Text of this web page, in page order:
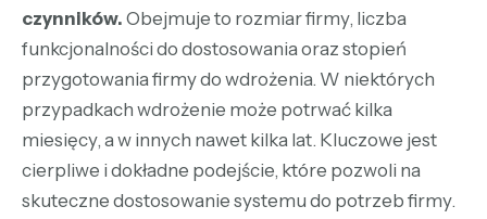
czynników. Obejmuje to rozmiar firmy, liczba
funkcjonalności do dostosowania oraz stopień
przygotowania firmy do wdrożenia. W niektórych
przypadkach wdrożenie może potrwać kilka
miesięcy, a w innych nawet kilka lat. Kluczowe jest
cierpliwe i dokładne podejście, które pozwoli na
skuteczne dostosowanie systemu do potrzeb firmy.